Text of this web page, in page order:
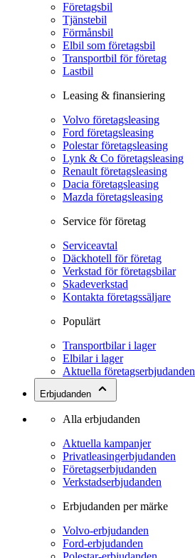
Företagsbil
Tjänstebil
Förmånsbil
Elbil som företagsbil
Transportbil för företag
Lastbil
Leasing & finansiering
Volvo företagsleasing
Ford företagsleasing
Polestar företagsleasing
Lynk & Co företagsleasing
Renault företagsleasing
Dacia företagsleasing
Mazda företagsleasing
Service för företag
Serviceavtal
Däckhotell för företag
Verkstad för företagsbilar
Skadeverkstad
Kontakta företagssäljare
Populärt
Transportbilar i lager
Elbilar i lager
Aktuella företagserbjudanden
Erbjudanden
Alla erbjudanden
Aktuella kampanjer
Privatleasingerbjudanden
Företagserbjudanden
Verkstadserbjudanden
Erbjudanden per märke
Volvo-erbjudanden
Ford-erbjudanden